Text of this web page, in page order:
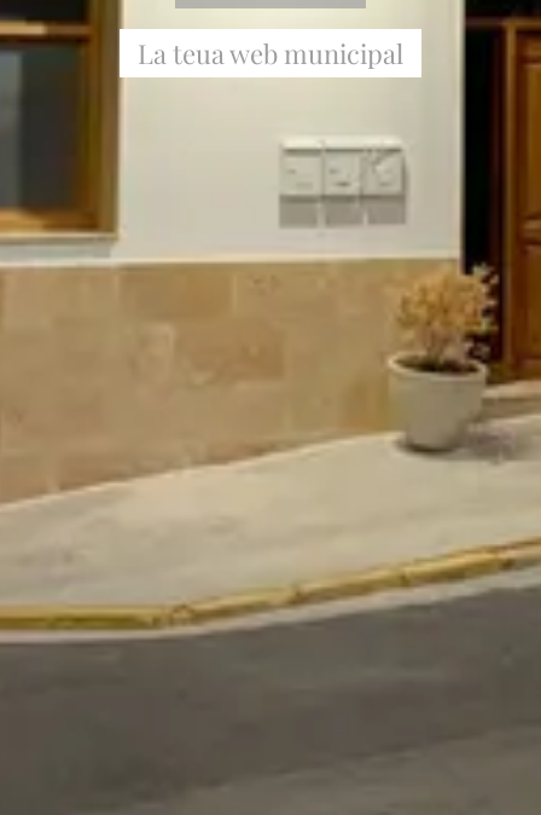
La teua web municipal